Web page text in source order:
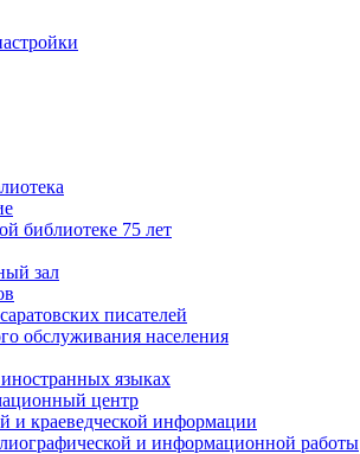
библиотеке 75 лет
зал
писателей
обслуживания населения
языках
центр
и краеведческой информации
и информационной работы